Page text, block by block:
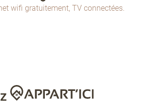
wifi gratuitement, TV connectées.